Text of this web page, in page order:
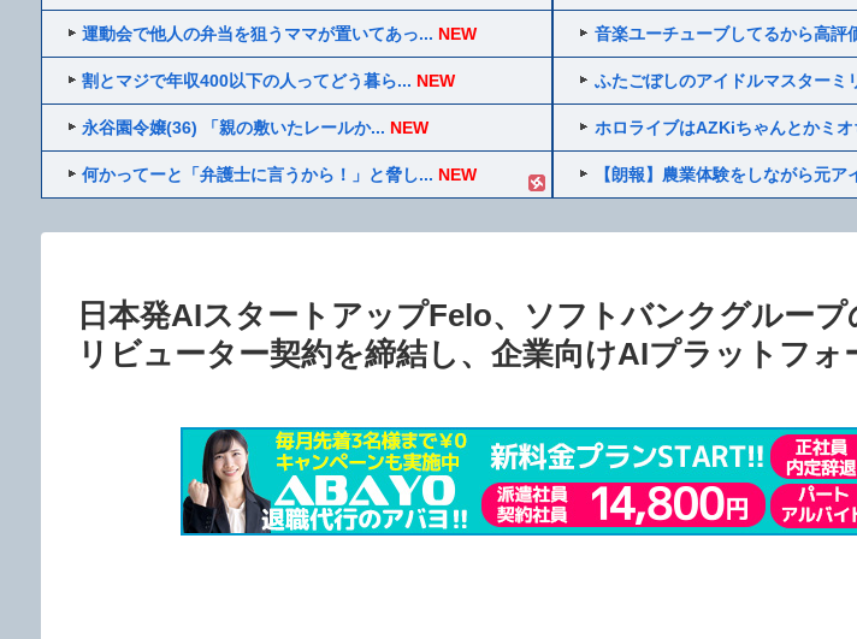
運動会で他人の弁当を狙うママが置いてあっ... NEW
割とマジで年収400以下の人ってどう暮ら... NEW
永谷園令嬢(36) 「親の敷いたレールか... NEW
何かってーと「弁護士に言うから！」と脅し... NEW
音楽ユーチューブしてるから高評
ふたごぼしのアイドルマスターミ
ホロライブはAZKiちゃんとかミオ
【朗報】農業体験をしながら元ア
日本発AIスタートアップFelo、ソフトバンクグルー
リビューター契約を締結し、企業向けAIプラットフォ